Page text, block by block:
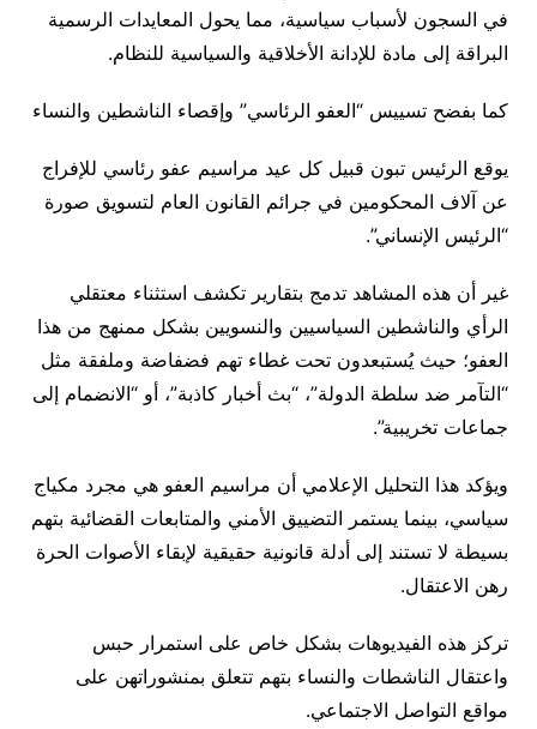
في السجون لأسباب سياسية، مما يحول المعايدات الرسمية
البراقة إلى مادة للإدانة الأخلاقية والسياسية للنظام.
كما بفضح تسييس “العفو الرئاسي” وإقصاء الناشطين والنساء
يوقع الرئيس تبون قبيل كل عيد مراسيم عفو رئاسي للإفراج
عن آلاف المحكومين في جرائم القانون العام لتسويق صورة
“الرئيس الإنساني”.
غير أن هذه المشاهد تدمج بتقارير تكشف استثناء معتقلي
الرأي والناشطين السياسيين والنسويين بشكل ممنهج من هذا
العفو؛ حيث يُستبعدون تحت غطاء تهم فضفاضة وملفقة مثل
“التآمر ضد سلطة الدولة”، “بث أخبار كاذبة”، أو “الانضمام إلى
جماعات تخريبية”.
ويؤكد هذا التحليل الإعلامي أن مراسيم العفو هي مجرد مكياج
سياسي، بينما يستمر التضييق الأمني والمتابعات القضائية بتهم
بسيطة لا تستند إلى أدلة قانونية حقيقية لإبقاء الأصوات الحرة
رهن الاعتقال.
تركز هذه الفيديوهات بشكل خاص على استمرار حبس
واعتقال الناشطات والنساء بتهم تتعلق بمنشوراتهن على
مواقع التواصل الاجتماعي.